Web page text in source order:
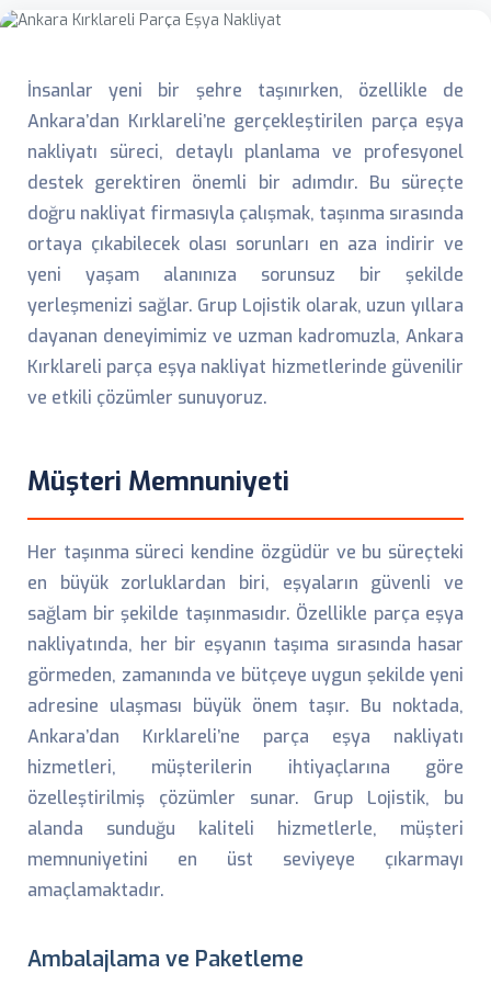
İnsanlar yeni bir şehre taşınırken, özellikle de
Ankara’dan Kırklareli’ne gerçekleştirilen parça eşya
nakliyatı süreci, detaylı planlama ve profesyonel
destek gerektiren önemli bir adımdır. Bu süreçte
doğru nakliyat firmasıyla çalışmak, taşınma sırasında
ortaya çıkabilecek olası sorunları en aza indirir ve
yeni yaşam alanınıza sorunsuz bir şekilde
yerleşmenizi sağlar. Grup Lojistik olarak, uzun yıllara
dayanan deneyimimiz ve uzman kadromuzla, Ankara
Kırklareli parça eşya nakliyat hizmetlerinde güvenilir
ve etkili çözümler sunuyoruz.
Müşteri Memnuniyeti
Her taşınma süreci kendine özgüdür ve bu süreçteki
en büyük zorluklardan biri, eşyaların güvenli ve
sağlam bir şekilde taşınmasıdır. Özellikle parça eşya
nakliyatında, her bir eşyanın taşıma sırasında hasar
görmeden, zamanında ve bütçeye uygun şekilde yeni
adresine ulaşması büyük önem taşır. Bu noktada,
Ankara’dan Kırklareli’ne parça eşya nakliyatı
hizmetleri, müşterilerin ihtiyaçlarına göre
özelleştirilmiş çözümler sunar. Grup Lojistik, bu
alanda sunduğu kaliteli hizmetlerle, müşteri
memnuniyetini en üst seviyeye çıkarmayı
amaçlamaktadır.
Ambalajlama ve Paketleme